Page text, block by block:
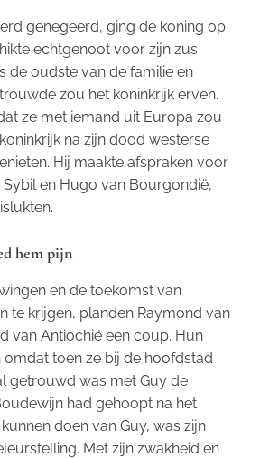
genegeerd, ging de koning op
echtgenoot voor zijn zus
de oudste van de familie en
zou het koninkrijk erven.
ze met iemand uit Europa zou
na zijn dood westerse
Hij maakte afspraken voor
en Hugo van Bourgondië,
hem pijn
en de toekomst van
te krijgen, planden Raymond van
van Antiochië een coup. Hun
toen ze bij de hoofdstad
getrouwd was met Guy de
had gehoopt na het
doen van Guy, was zijn
Met zijn zwakheid en